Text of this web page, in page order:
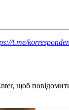
t.me/
щоб